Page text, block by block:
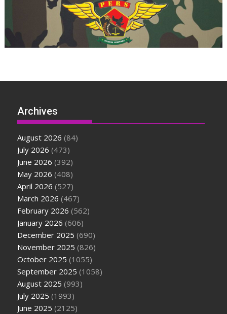
Archives
August 2026 (84)
July 2026 (473)
June 2026 (392)
May 2026 (408)
April 2026 (527)
March 2026 (467)
February 2026 (562)
January 2026 (606)
December 2025 (690)
November 2025 (826)
October 2025 (1055)
September 2025 (1058)
August 2025 (993)
July 2025 (1993)
June 2025 (2125)